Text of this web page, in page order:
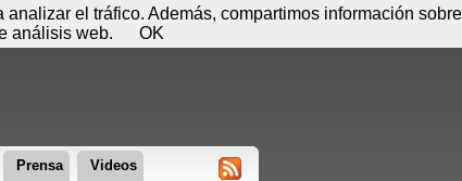
Prensa Videos
agosto - 15:38 Registrar Conectar
el tráfico. Además, compartimos información sobre
análisis web.
OK